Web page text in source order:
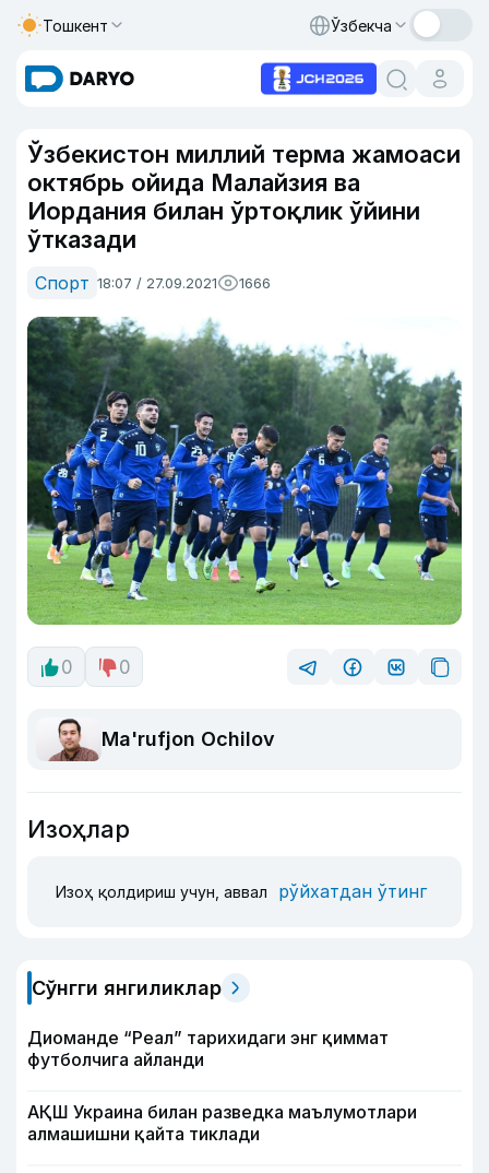
Тошкент Ўзбекча
Ўзбекистон миллий терма жамоаси
октябрь ойида Малайзия ва
Иордания билан ўртоқлик ўйини
ўтказади
Спорт 18:07 / 27.09.2021 1666
0 0
Ma'rufjon Ochilov
Изоҳлар
Изоҳ қолдириш учун, аввал рўйхатдан ўтинг
Сўнгги янгиликлар
Диоманде “Реал” тарихидаги энг қиммат
футболчига айланди
АҚШ Украина билан разведка маълумотлари
алмашишни қайта тиклади